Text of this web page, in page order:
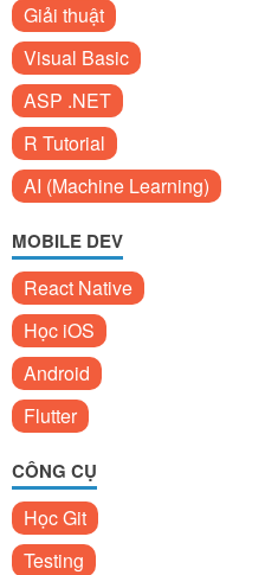
Giải thuật
Visual Basic
ASP .NET
R Tutorial
AI (Machine Learning)
MOBILE DEV
React Native
Học iOS
Android
Flutter
CÔNG CỤ
Học Git
Testing